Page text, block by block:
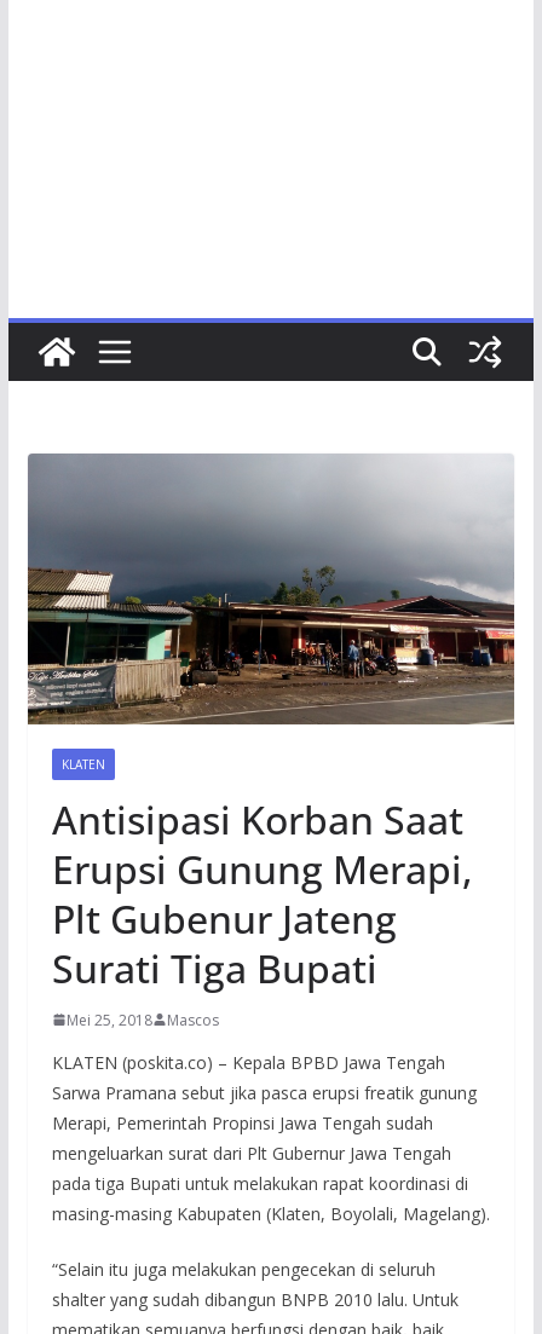
KLATEN
Antisipasi Korban Saat
Erupsi Gunung Merapi,
Plt Gubenur Jateng
Surati Tiga Bupati
Mei 25, 2018 Mascos
KLATEN (poskita.co) – Kepala BPBD Jawa Tengah
Sarwa Pramana sebut jika pasca erupsi freatik gunung
Merapi, Pemerintah Propinsi Jawa Tengah sudah
mengeluarkan surat dari Plt Gubernur Jawa Tengah
pada tiga Bupati untuk melakukan rapat koordinasi di
masing-masing Kabupaten (Klaten, Boyolali, Magelang).
“Selain itu juga melakukan pengecekan di seluruh
shalter yang sudah dibangun BNPB 2010 lalu. Untuk